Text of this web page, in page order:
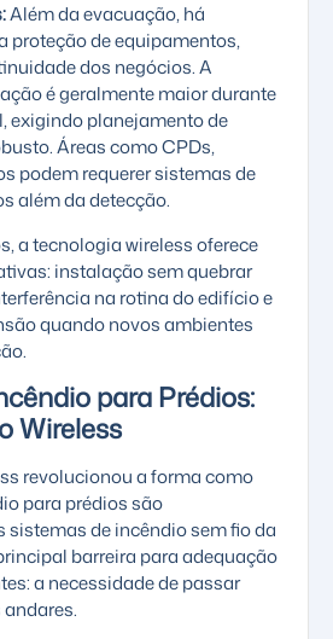
Além da evacuação, há
proteção de equipamentos,
dos negócios. A
é geralmente maior durante
exigindo planejamento de
Áreas como CPDs,
podem requerer sistemas de
além da detecção.
a tecnologia wireless oferece
instalação sem quebrar
na rotina do edifício e
quando novos ambientes
para Prédios:
Wireless
revolucionou a forma como
para prédios são
sistemas de incêndio sem fioda
barreira para adequação
a necessidade de passar